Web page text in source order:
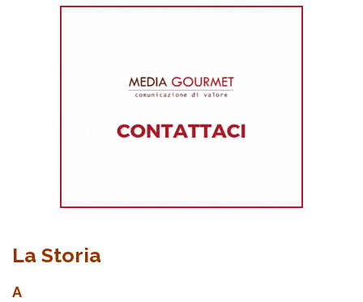
La Storia
A